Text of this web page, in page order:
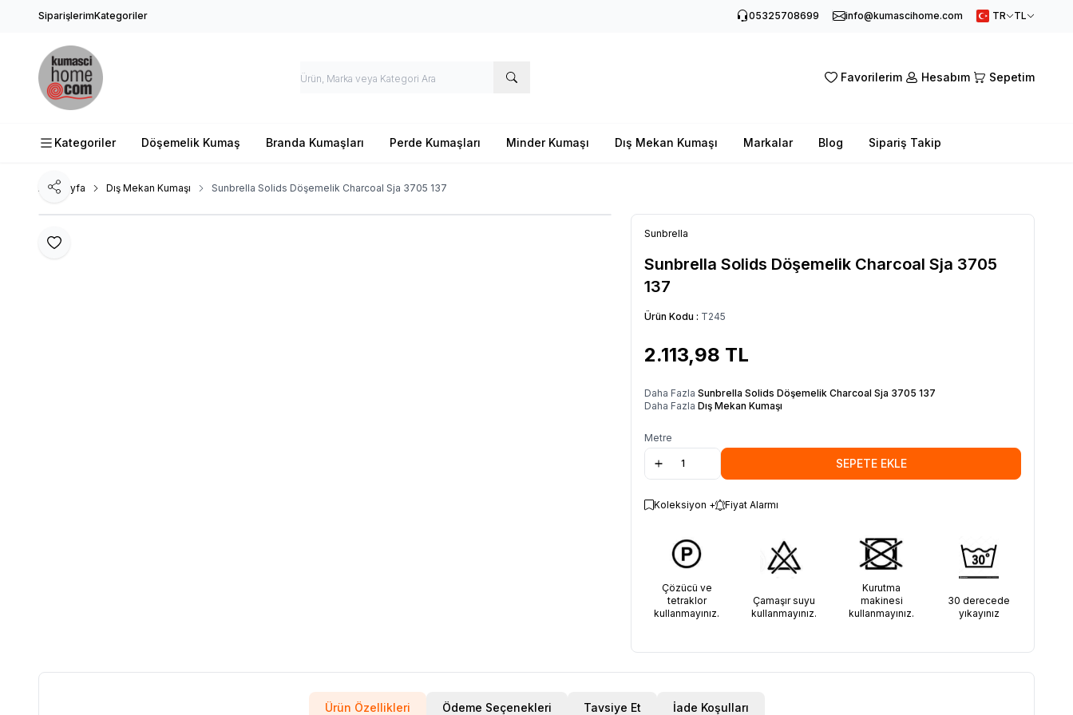
SiparişlerimKategoriler 05325708699 info@kumascihome.com TR TL
Favorilerim Hesabım Sepetim
Kategoriler Döşemelik Kumaş Branda Kumaşları Perde Kumaşları Minder Kumaşı Dış Mekan Kumaşı Markalar Blog Sipariş Takip
Ana Sayfa Dış Mekan Kumaşı Sunbrella Solids Döşemelik Charcoal Sja 3705 137
Favoriye Ekle
Paylaş
Sunbrella
Sunbrella Solids Döşemelik Charcoal Sja 3705
137
Ürün Kodu : T245
2.113,98 TL
Daha Fazla Sunbrella Solids Döşemelik Charcoal Sja 3705 137
Daha Fazla Dış Mekan Kumaşı
Metre
SEPETE EKLE
Koleksiyon + Fiyat Alarmı
Çözücü ve
tetraklor
kullanmayınız.
Çamaşır suyu
kullanmayınız.
Kurutma
makinesi
kullanmayınız.
30 derecede
yıkayınız
Ürün Özellikleri Ödeme Seçenekleri Tavsiye Et İade Koşulları